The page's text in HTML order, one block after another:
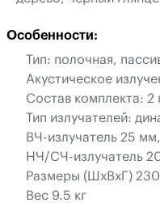
Особенности:
Тип: полочная,
Акустическое
Состав комплекта: 2
Тип излучателей:
ВЧ-излучатель 25
НЧ/СЧ-излучатель
Размеры (ШхВхГ)
Вес 9.5 кг